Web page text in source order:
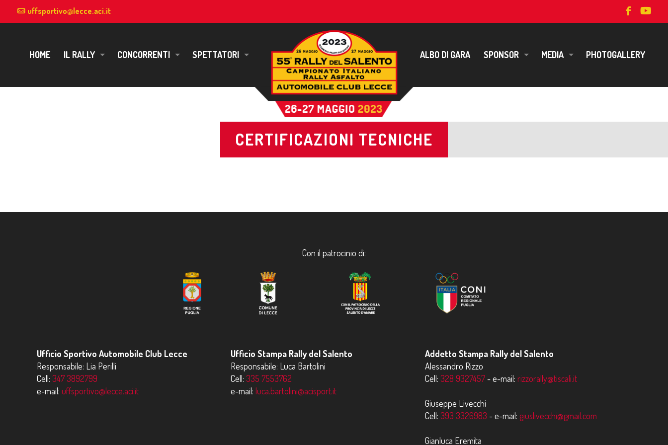
uffsportivo@lecce.aci.it
HOME IL RALLY CONCORRENTI SPETTATORI ALBO DI GARA SPONSOR MEDIA PHOTOGALLERY
CERTIFICAZIONI TECNICHE
Con il patrocinio di:
Ufficio Sportivo Automobile Club Lecce
Responsabile: Lia Perilli
Cell: 347 3892799
e-mail: uffsportivo@lecce.aci.it
Ufficio Stampa Rally del Salento
Responsabile: Luca Bartolini
Cell: 335 7553762
e-mail:luca.bartolini@acisport.it
Addetto Stampa Rally del Salento
Alessandro Rizzo
Cell: 328 9327457- e-mail: rizzorally@tiscali.it
Giuseppe Livecchi
Cell: 393 3326983 - e-mail: giuslivecchi@gmail.com
Gianluca Eremita